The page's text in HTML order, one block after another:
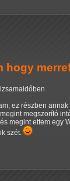
hogy
ez részben
megszorító
megint ettem egy
szét.